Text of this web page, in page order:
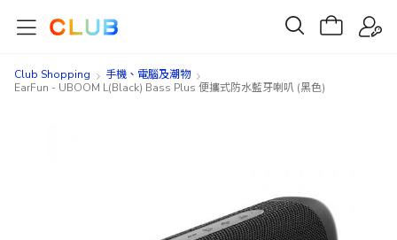
Club Shopping
手機、電腦及潮物
EarFun - UBOOM L(Black) Bass Plus 便攜式防水藍牙喇叭 (黑色)